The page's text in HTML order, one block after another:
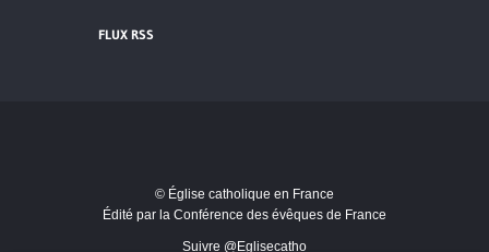
FLUX RSS
contenu.
© Église catholique en France
Édité par la Conférence des évêques de France
Suivre @Eglisecatho